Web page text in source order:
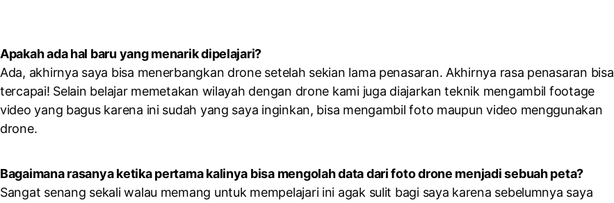
Apakah ada hal baru yang menarik dipelajari?
Ada, akhirnya saya bisa menerbangkan drone setelah sekian lama penasaran. Akhirnya rasa penasaran bisa
tercapai! Selain belajar memetakan wilayah dengan drone kami juga diajarkan teknik mengambil footage
video yang bagus karena ini sudah yang saya inginkan, bisa mengambil foto maupun video menggunakan
drone.
Bagaimana rasanya ketika pertama kalinya bisa mengolah data dari foto drone menjadi sebuah peta?
Sangat senang sekali walau memang untuk mempelajari ini agak sulit bagi saya karena sebelumnya saya